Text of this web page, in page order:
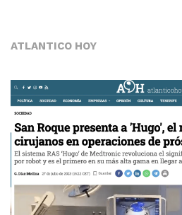
ATLANTICO HOY